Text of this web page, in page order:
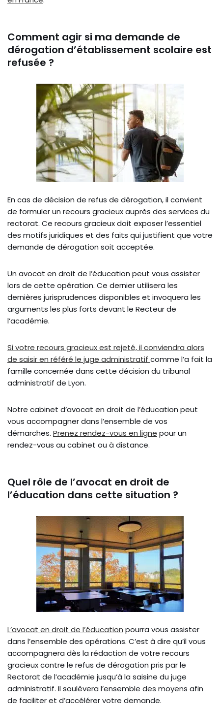
Comment agir si ma demande de
dérogation d’établissement scolaire est
refusée ?
En cas de décision de refus de dérogation, il convient
de formuler un recours gracieux auprès des services du
rectorat. Ce recours gracieux doit exposer l’essentiel
des motifs juridiques et des faits qui justifient que votre
demande de dérogation soit acceptée.
Un avocat en droit de l’éducation peut vous assister
lors de cette opération. Ce dernier utilisera les
dernières jurisprudences disponibles et invoquera les
arguments les plus forts devant le Recteur de
l’académie.
Si votre recours gracieux est rejeté, il conviendra alors
de saisir en référé le juge administratif comme l’a fait la
famille concernée dans cette décision du tribunal
administratif de Lyon.
Notre cabinet d’avocat en droit de l’éducation peut
vous accompagner dans l’ensemble de vos
démarches. Prenez rendez-vous en ligne pour un
rendez-vous au cabinet ou à distance.
Quel rôle de l’avocat en droit de
l’éducation dans cette situation ?
L’avocat en droit de l’éducation pourra vous assister
dans l’ensemble des opérations. C’est à dire qu’il vous
accompagnera dès la rédaction de votre recours
gracieux contre le refus de dérogation pris par le
Rectorat de l’académie jusqu’à la saisine du juge
administratif. Il soulèvera l’ensemble des moyens afin
de faciliter et d’accélérer votre demande.